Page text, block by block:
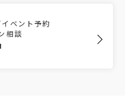
ベント予約
相談